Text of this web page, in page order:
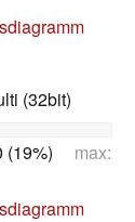
(32bit)
(19%) max: